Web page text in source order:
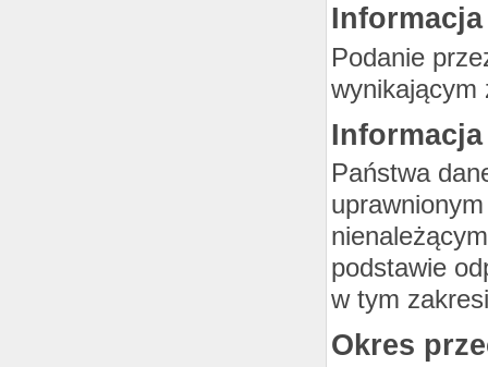
Podanie
wynikającym
Państwa
podstawie
w tym
Okres